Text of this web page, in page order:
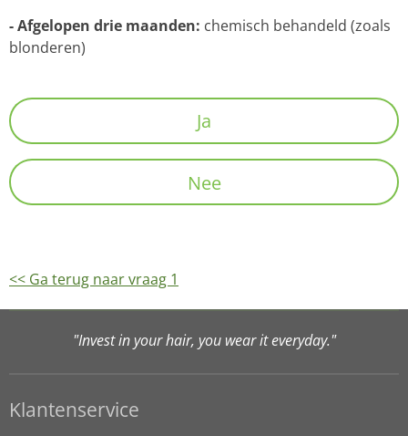
- Afgelopen drie maanden: chemisch behandeld (zoals
blonderen)
Ja
Nee
<< Ga terug naar vraag 1
"Invest in your hair, you wear it everyday."
Klantenservice